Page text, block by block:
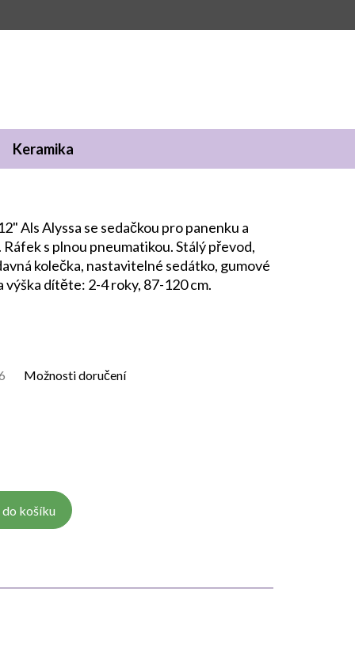
Keramika
Možnosti doručení
košíku
Als Alyssa se sedačkou pro panenku a
s plnou pneumatikou. Stálý převod,
kolečka, nastavitelné sedátko, gumové
dítěte: 2-4 roky, 87-120 cm.